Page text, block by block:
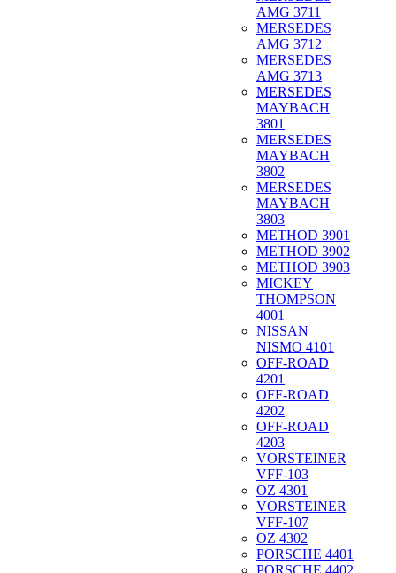
AMG 3711
MERSEDES
AMG 3712
MERSEDES
AMG 3713
MERSEDES
MAYBACH
3801
MERSEDES
MAYBACH
3802
MERSEDES
MAYBACH
3803
METHOD 3901
METHOD 3902
METHOD 3903
MICKEY
THOMPSON
4001
NISSAN
NISMO 4101
OFF-ROAD
4201
OFF-ROAD
4202
OFF-ROAD
4203
VORSTEINER
VFF-103
OZ 4301
VORSTEINER
VFF-107
OZ 4302
PORSCHE 4401
PORSCHE 4402